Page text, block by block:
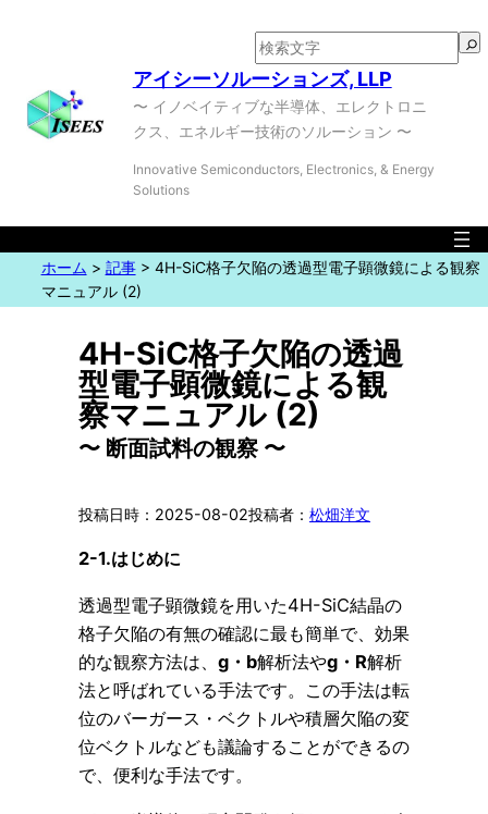
アイシーソルーションズ, LLP
検
索
〜 イノベイティブな半導体、エレクトロニ
クス、エネルギー技術のソルーション 〜
Innovative Semiconductors, Electronics, & Energy
Solutions
ホーム > 記事> 4H-SiC格子欠陥の透過型電子顕微鏡による観察
マニュアル(2)
4H-SiC格子欠陥の透過
型電子顕微鏡による観
察マニュアル (2)
〜 断面試料の観察 〜
2025-08-02 松畑洋文
2-1.はじめに
透過型電子顕微鏡を用いた4H-SiC結晶の
格子欠陥の有無の確認に最も簡単で、効果
的な観察方法は、 g・b解析法やg・R解析
法と呼ばれている手法です。この手法は転
位のバーガース・ベクトルや積層欠陥の変
位ベクトルなども議論することができるの
で、便利な手法です。